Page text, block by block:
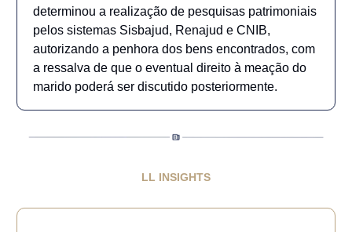
determinou a realização de pesquisas patrimoniais
pelos sistemas Sisbajud, Renajud e CNIB,
autorizando a penhora dos bens encontrados, com
a ressalva de que o eventual direito à meação do
marido poderá ser discutido posteriormente.
LL INSIGHTS